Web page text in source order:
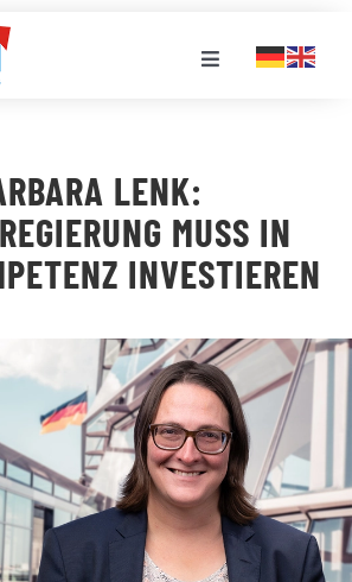
Toggle
LENK:
MUSS IN
INVESTIEREN